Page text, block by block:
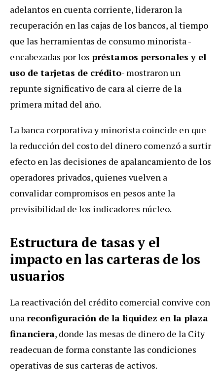
adelantos en cuenta corriente, lideraron la
recuperación en las cajas de los bancos, al tiempo
que las herramientas de consumo minorista -
encabezadas por los préstamos personales y el
uso de tarjetas de crédito- mostraron un
repunte significativo de cara al cierre de la
primera mitad del año.
La banca corporativa y minorista coincide en que
la reducción del costo del dinero comenzó a surtir
efecto en las decisiones de apalancamiento de los
operadores privados, quienes vuelven a
convalidar compromisos en pesos ante la
previsibilidad de los indicadores núcleo.
Estructura de tasas y el
impacto en las carteras de los
usuarios
La reactivación del crédito comercial convive con
unareconfiguración de la liquidez en la plaza
financiera, donde las mesas de dinero de la City
readecuan de forma constante las condiciones
operativas de sus carteras de activos.